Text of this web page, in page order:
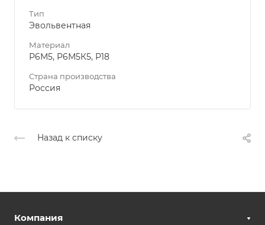
Тип
Эвольвентная
Материал
Р6М5, Р6М5К5, Р18
Страна производства
Россия
Назад к списку
Компания